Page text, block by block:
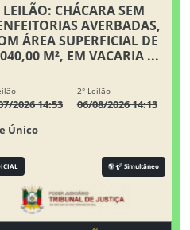
LEILÃO: CHÁCARA SEM
AVERBADAS,
ÁREA SUPERFICIAL DE
M², EM VACARIA ...
2026 14:53
2° Leilão
06/08/2026 14:13
Único
Simultâneo